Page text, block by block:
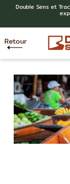
Double Sens et
Retour